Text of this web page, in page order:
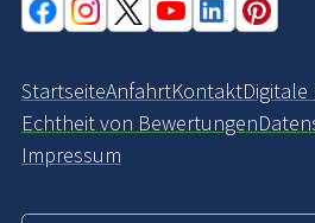
StartseiteAnfahrtKontakt
Echtheit von Bewertungen
Impressum